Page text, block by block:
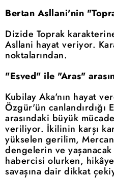
Bertan Asllani'nin
Dizide Toprak
Asllani hayat veriyor.
noktalarından.
"Esved" ile "Aras"
Kubilay Aka'nın hayat
Özgür'ün canlandırdığı
arasındaki büyük
veriliyor. İkilinin karşı
yükselen gerilim,
dengelerin ve yaşanacak
habercisi olurken,
savaşına dair dikkat